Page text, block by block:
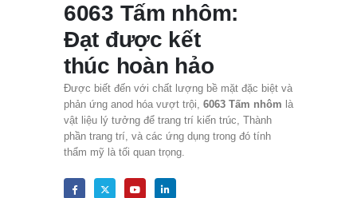
6063 Tấm nhôm:
Đạt được kết
thúc hoàn hảo
Được biết đến với chất lượng bề mặt đặc biệt và
phản ứng anod hóa vượt trội, 6063 Tấm nhôm là
vật liệu lý tưởng để trang trí kiến ​​trúc, Thành
phần trang trí, và các ứng dụng trong đó tính
thẩm mỹ là tối quan trọng.